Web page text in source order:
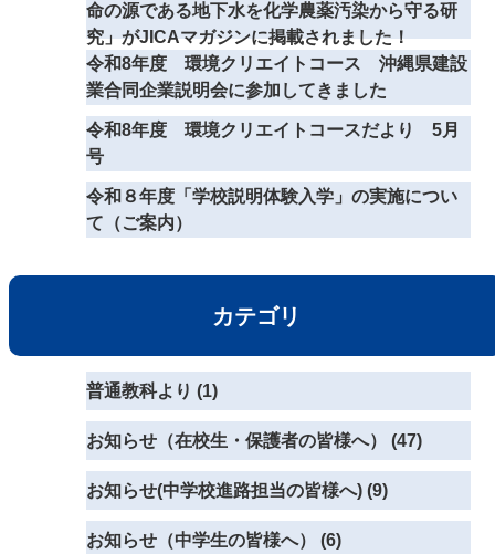
命の源である地下水を化学農薬汚染から守る研
究」がJICAマガジンに掲載されました！
令和8年度 環境クリエイトコース 沖縄県建設
業合同企業説明会に参加してきました
令和8年度 環境クリエイトコースだより 5月
号
令和８年度「学校説明体験入学」の実施につい
て（ご案内）
カテゴリ
普通教科より (1)
お知らせ（在校生・保護者の皆様へ） (47)
お知らせ(中学校進路担当の皆様へ) (9)
お知らせ（中学生の皆様へ） (6)